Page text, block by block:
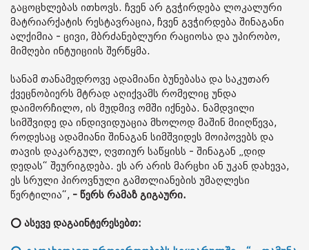
გაცოცხლებას ითხოვს. ჩვენ არ გვჭირდება ლოკალური
მატრიარქატის რესტავრაცია, ჩვენ გვჭირდება შინაგანი
ალქიმია - ცივი, მბრძანებლური რაციოსა და უპირობო,
მიმღები ინტუიციის შერწყმა.
სანამ თანამედროვე ადამიანი ბუნებასა და საკუთარ
ქვეცნობიერს მტრად აღიქვამს რომელიც უნდა
დაიმორჩილო, ის მუდმივ ომში იქნება. ნამდვილი
სიმშვიდე და ინდივიდუაცია მხოლოდ მაშინ მიიღწევა,
როდესაც ადამიანი შინაგან სიმშვიდეს მოიპოვებს და
თავის დაკარგულ, ღვთიურ საწყისს - შინაგან „დიდ
დედას“ შეურიგდება. ეს არ არის მარცხი ან უკან დახევა,
ეს სრული პიროვნული გამთლიანების უმაღლესი
წერტილია“, - წერს რამაზ გიგაური.
⭕ ასევე დაგაინტერესებთ: